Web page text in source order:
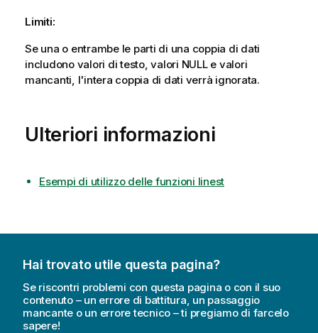
Limiti:
Se una o entrambe le parti di una coppia di dati
includono valori di testo, valori NULLe valori
mancanti, l'intera coppia di dati verrà ignorata.
Ulteriori informazioni
Esempi di utilizzo delle funzioni linest
Hai trovato utile questa pagina?
Se riscontri problemi con questa pagina o con il suo
contenuto – un errore di battitura, un passaggio
mancante o un errore tecnico – ti pregiamo di farcelo
sapere!